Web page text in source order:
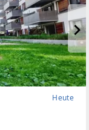
Heute